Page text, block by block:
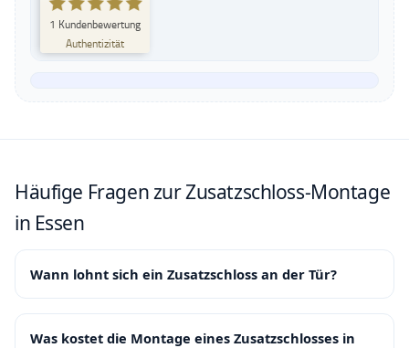
1 Kundenbewertung
Authentizität
SEHR GUT
1
06.11.2025
Profil ansehen
Häufige Fragen zur Zusatzschloss-Montage
in Essen
Wann lohnt sich ein Zusatzschloss an der Tür?
Was kostet die Montage eines Zusatzschlosses in